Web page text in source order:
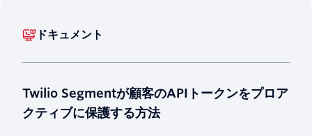
ドキュメント
Twilio Segmentが顧客のAPIトークンをプロア
クティブに保護する方法